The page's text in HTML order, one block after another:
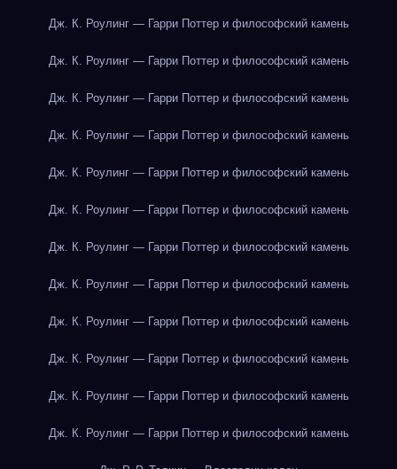
Дж. К. Роулинг — Гарри Поттер и философский камень
Дж. К. Роулинг — Гарри Поттер и философский камень
Дж. К. Роулинг — Гарри Поттер и философский камень
Дж. К. Роулинг — Гарри Поттер и философский камень
Дж. К. Роулинг — Гарри Поттер и философский камень
Дж. К. Роулинг — Гарри Поттер и философский камень
Дж. К. Роулинг — Гарри Поттер и философский камень
Дж. К. Роулинг — Гарри Поттер и философский камень
Дж. К. Роулинг — Гарри Поттер и философский камень
Дж. К. Роулинг — Гарри Поттер и философский камень
Дж. К. Роулинг — Гарри Поттер и философский камень
Дж. К. Роулинг — Гарри Поттер и философский камень